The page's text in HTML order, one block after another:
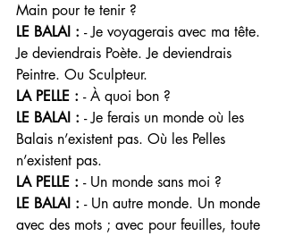
Main pour te tenir ?
LE BALAI : - Je voyagerais avec ma tête.
Je deviendrais Poète. Je deviendrais
Peintre. Ou Sculpteur.
LA PELLE : - À quoi bon ?
LE BALAI : - Je ferais un monde où les
Balais n’existent pas. Où les Pelles
n’existent pas.
LA PELLE : - Un monde sans moi ?
LE BALAI : - Un autre monde. Un monde
avec des mots ; avec pour feuilles, toute